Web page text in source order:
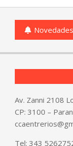
o comercios de
Av. Zanni 2108
CP: 3100 –
Tel: 343